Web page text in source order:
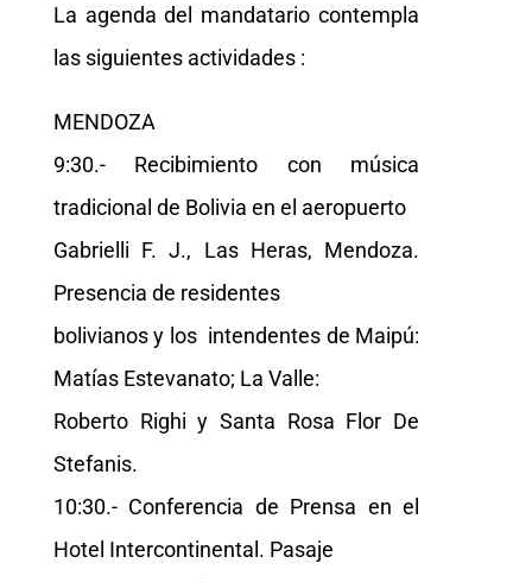
La agenda del mandatario contempla
las siguientes actividades :
MENDOZA
9:30.- Recibimiento con música
tradicional de Bolivia en el aeropuerto
Gabrielli F. J., Las Heras, Mendoza.
Presencia de residentes
bolivianos y los intendentes de Maipú:
Matías Estevanato; La Valle:
Roberto Righi y Santa Rosa Flor De
Stefanis.
10:30.- Conferencia de Prensa en el
Hotel Intercontinental. Pasaje